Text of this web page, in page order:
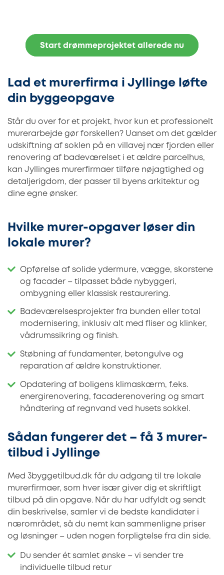
Start drømmeprojektet allerede nu
Lad et murerfirma i Jyllinge løfte
din byggeopgave
Står du over for et projekt, hvor kun et professionelt
murerarbejde gør forskellen? Uanset om det gælder
udskiftning af soklen på en villavej nær fjorden eller
renovering af badeværelset i et ældre parcelhus,
kan Jyllinges murerfirmaer tilføre nøjagtighed og
detaljerigdom, der passer til byens arkitektur og
dine egne ønsker.
Hvilke murer-opgaver løser din
lokale murer?
Opførelse af solide ydermure, vægge, skorstene
og facader – tilpasset både nybyggeri,
ombygning eller klassisk restaurering.
Badeværelsesprojekter fra bunden eller total
modernisering, inklusiv alt med fliser og klinker,
vådrumssikring og finish.
Støbning af fundamenter, betongulve og
reparation af ældre konstruktioner.
Opdatering af boligens klimaskærm, f.eks.
energirenovering, facaderenovering og smart
håndtering af regnvand ved husets sokkel.
Sådan fungerer det – få 3 murer-
tilbud i Jyllinge
Med 3byggetilbud.dk får du adgang til tre lokale
murerfirmaer, som hver især giver dig et skriftligt
tilbud på din opgave. Når du har udfyldt og sendt
din beskrivelse, samler vi de bedste kandidater i
nærområdet, så du nemt kan sammenligne priser
og løsninger – uden nogen forpligtelse fra din side.
Du sender ét samlet ønske – vi sender tre
individuelle tilbud retur